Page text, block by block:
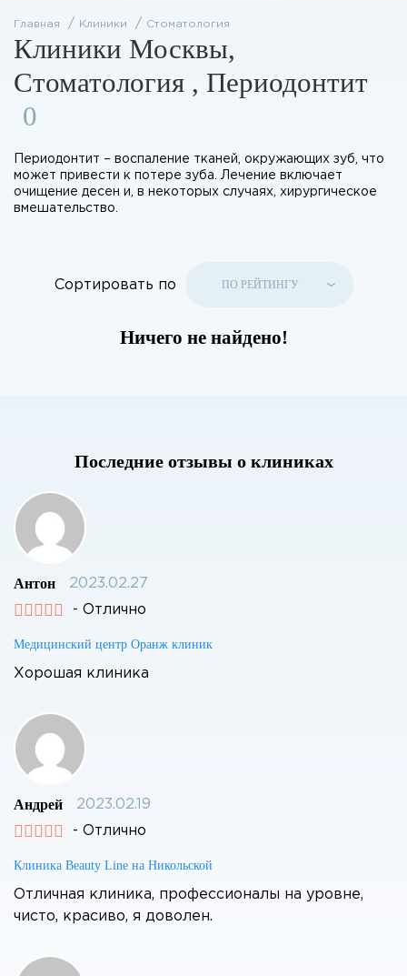
Главная Клиники Стоматология
Клиники Москвы,
Стоматология , Периодонтит
0
Периодонтит – воспаление тканей, окружающих зуб, что
может привести к потере зуба. Лечение включает
очищение десен и, в некоторых случаях, хирургическое
вмешательство.
Сортировать по ПО РЕЙТИНГУ
Ничего не найдено!
Последние отзывы о клиниках
Антон
2023.02.27
- Отлично
Медицинский центр Оранж клиник
Хорошая клиника
Андрей
2023.02.19
- Отлично
Клиника Beauty Line на Никольской
Отличная клиника, профессионалы на уровне,
чисто, красиво, я доволен.